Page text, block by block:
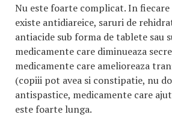
Nu este foarte complicat. In fiecare
existe antidiareice, saruri de
antiacide sub forma de tablete sau
medicamente care diminueaza
medicamente care amelioreaza
(copiii pot avea si constipatie, nu
antispastice, medicamente care
este foarte lunga.